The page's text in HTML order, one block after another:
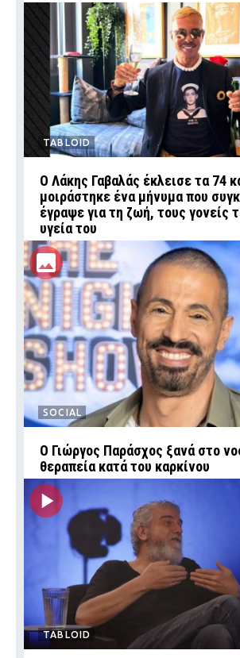
TABLOID
Ο Λάκης Γαβαλάς έκλεισε τα 74
μοιράστηκε ένα μήνυμα που
έγραψε για τη ζωή, τους γονείς
υγεία του
SOCIAL
O Γιώργος Παράσχος ξανά στο
θεραπεία κατά του καρκίνου
TABLOID